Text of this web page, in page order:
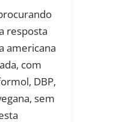
resposta
americana
com
DBP,
sem